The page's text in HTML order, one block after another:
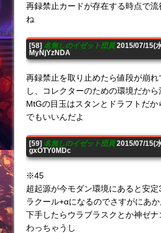
再録禁止カードが存在する時点で流
ね
[58] 名無しのイゼット団員2015/07/15(
MyNjYzNDA
再録禁止を取り止めたら値段が崩
し、コレクターのための環境だか
MtGの目玉はスタンとドラフトだか
でもいいんだよ
[59] 名無しのイゼット団員2015/07/15(
gxOTY0MDc
※45
超起源が今モダン環境にあると安
ラクール+αになるのでさすがにあか
下手したらウラブラスクとか神ゼ
わっちゃうし